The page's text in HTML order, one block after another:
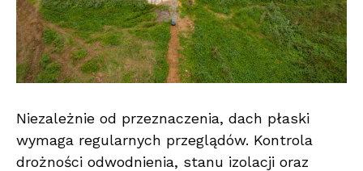
Niezależnie od przeznaczenia, dach płaski
wymaga regularnych przeglądów. Kontrola
drożności odwodnienia, stanu izolacji oraz